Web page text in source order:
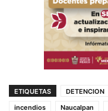
ETIQUETAS DETENCION
incendios
Naucalpan